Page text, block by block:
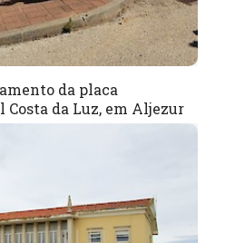
da placa
Costa da Luz, em Aljezur